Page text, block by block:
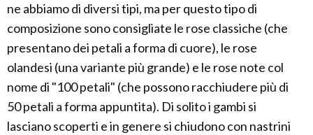
ne abbiamo di diversi tipi, ma per questo tipo di
composizione sono consigliate le rose classiche (che
presentano dei petali a forma di cuore), le rose
olandesi (una variante più grande) e le rose note col
nome di "100 petali" (che possono racchiudere più di
50 petali a forma appuntita). Di solito i gambi si
lasciano scoperti e in genere si chiudono con nastrini